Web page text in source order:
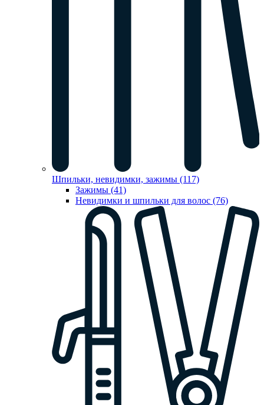
Шпильки, невидимки, зажимы (117)
Зажимы (41)
Невидимки и шпильки для волос (76)